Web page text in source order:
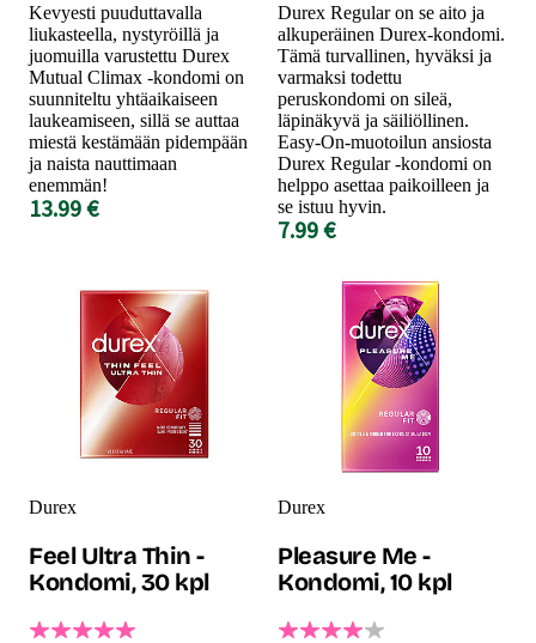
Kevyesti puuduttavalla
liukasteella, nystyröillä ja
juomuilla varustettu Durex
Mutual Climax -kondomi on
suunniteltu yhtäaikaiseen
laukeamiseen, sillä se auttaa
miestä kestämään pidempään
ja naista nauttimaan
enemmän!
13.99 €
Durex Regular on se aito ja
alkuperäinen Durex-kondomi.
Tämä turvallinen, hyväksi ja
varmaksi todettu
peruskondomi on sileä,
läpinäkyvä ja säiliöllinen.
Easy-On-muotoilun ansiosta
Durex Regular -kondomi on
helppo asettaa paikoilleen ja
se istuu hyvin.
7.99 €
Durex
Feel Ultra Thin -
Kondomi, 30 kpl
Durex
Pleasure Me -
Kondomi, 10 kpl